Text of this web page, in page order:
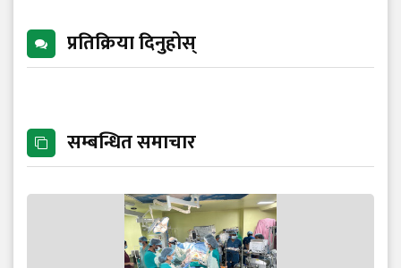
प्रतिक्रिया दिनुहोस्
सम्बन्धित समाचार